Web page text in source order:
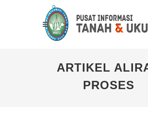
ARTIKEL
PROSES